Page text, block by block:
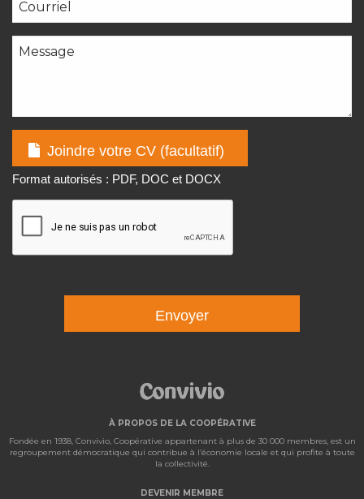
Joindre votre CV (facultatif)
Format autorisés : PDF, DOC et DOCX
Envoyer
À PROPOS DE LA COOPÉRATIVE
Fondée en 1938, Convivio, Coopérative appartenant à plus de 30 000 membres, est un
regroupement démocratique qui contribue à l’économie locale et qui profite à toute
la collectivité.
DEVENIR MEMBRE